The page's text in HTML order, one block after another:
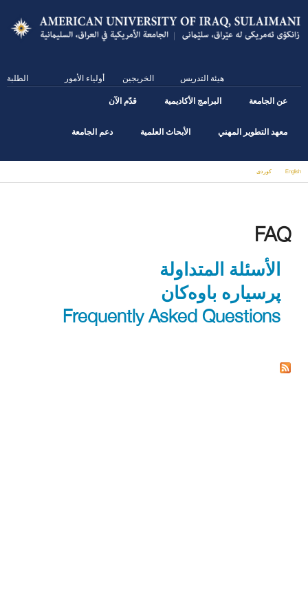
main
content
الطلبة أولياء الأمور الخريجين هيئة التدريس
عن الجامعة البرامج الأكاديمية قدّم الآن
معهد التطوير المهني الأبحاث العلمية دعم الجامعة
English كوردى
FAQ
الأسئلة المتداولة
پرسیاره‌ باوه‌كان
Frequently Asked Questions